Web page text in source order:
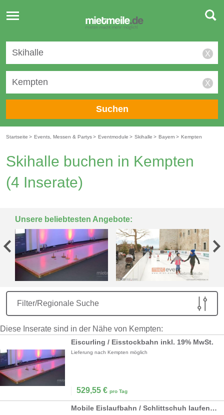
Toggle
navigation
X
X
Suchen
Startseite > Events, Messen & Partys> Eventmodule > Skihalle > Bayern > Kempten
Skihalle buchen in Kempten
(4 Inserate)
Unsere beliebtesten Angebote:
Filter/Regionale Suche
Diese Inserate sind in der Nähe von Kempten:
Eiscurling / Eisstockbahn inkl. 19% MwSt.
Lieferung nach Kempten möglich
529,55 € pro Tag
Mobile Eislaufbahn / Schlittschuh laufen mieten